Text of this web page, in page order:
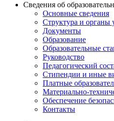
Сведения об
Основные сведения
Структура и органы
Документы
Образование
Образовательные
Руководство
Педагогический
Стипендии и иные
Платные
Материально-
Обеспечение
Контакты